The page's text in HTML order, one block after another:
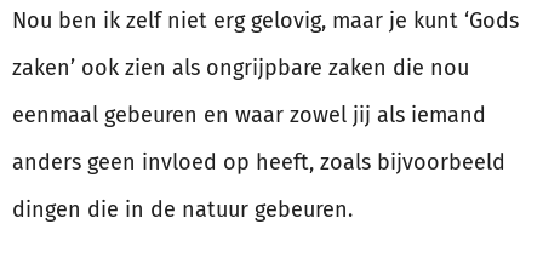
Nou ben ik zelf niet erg gelovig, maar je kunt ‘Gods
zaken’ ook zien als ongrijpbare zaken die nou
eenmaal gebeuren en waar zowel jij als iemand
anders geen invloed op heeft, zoals bijvoorbeeld
dingen die in de natuur gebeuren.